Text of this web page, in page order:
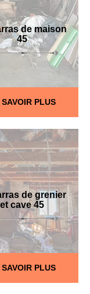
de maison
45
SAVOIR PLUS
de grenier
et cave 45
SAVOIR PLUS